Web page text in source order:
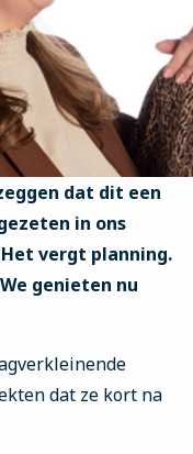
dat dit een
in ons
vergt planning.
genieten nu
dat ze kort na